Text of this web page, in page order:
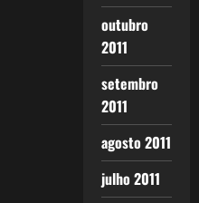
outubro
2011
setembro
2011
agosto 2011
julho 2011